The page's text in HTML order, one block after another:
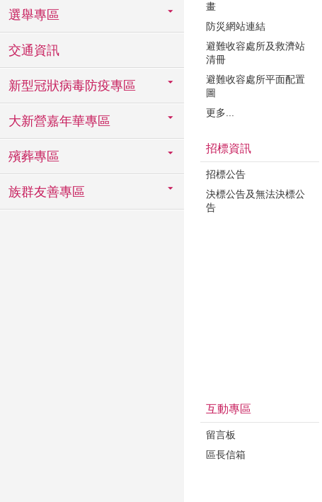
選舉專區
交通資訊
新型冠狀病毒防疫專區
大新營嘉年華專區
殯葬專區
族群友善專區
畫
防災網站連結
避難收容處所及救濟站
清冊
避難收容處所平面配置
圖
更多...
招標資訊
招標公告
決標公告及無法決標公
告
互動專區
留言板
區長信箱